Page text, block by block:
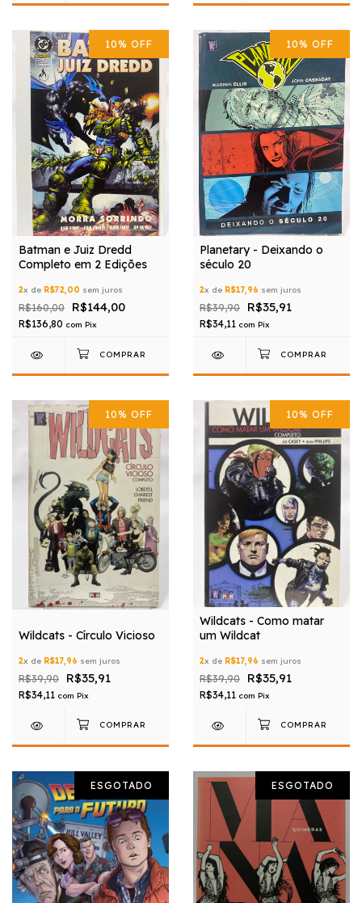
10% OFF
Batman e Juiz Dredd
Completo em 2 Edições
2x de R$72,00 sem juros
R$160,00 R$144,00
R$136,80 com Pix
10% OFF
Planetary - Deixando o
século 20
2x de R$17,96 sem juros
R$39,90 R$35,91
R$34,11 com Pix
10% OFF
Wildcats - Círculo Vicioso
2x de R$17,96 sem juros
R$39,90 R$35,91
R$34,11 com Pix
10% OFF
Wildcats - Como matar
um Wildcat
2x de R$17,96 sem juros
R$39,90 R$35,91
R$34,11 com Pix
ESGOTADO ESGOTADO